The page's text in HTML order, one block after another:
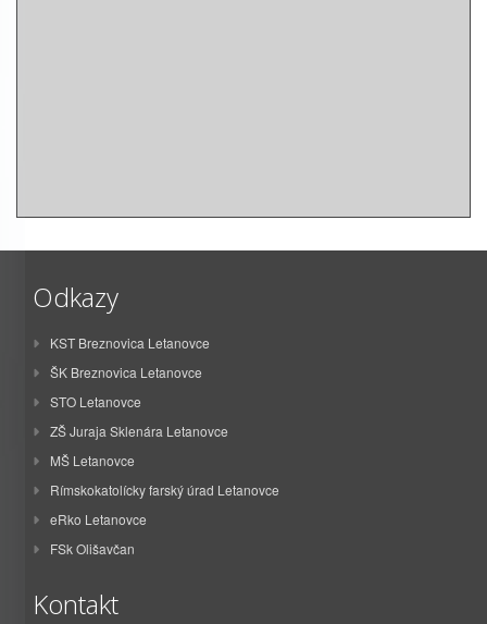
Odkazy
KST Breznovica Letanovce
ŠK Breznovica Letanovce
STO Letanovce
ZŠ Juraja Sklenára Letanovce
MŠ Letanovce
Rímskokatolícky farský úrad Letanovce
eRko Letanovce
FSk Olišavčan
Kontakt